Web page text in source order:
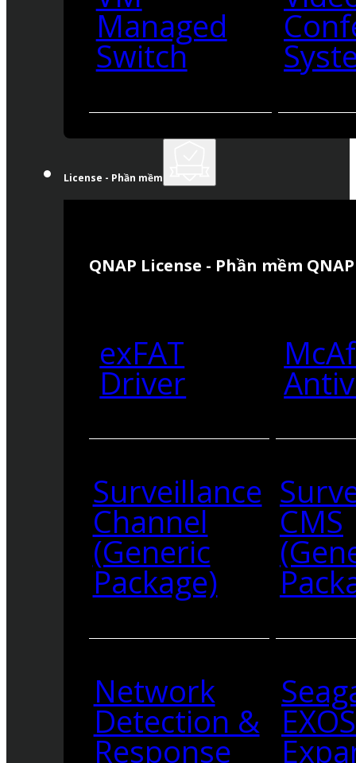
Managed
Switch
License - Phần mềm
QNAP License - Phần mềm QNAP
exFAT
Driver
Surveillance
Channel
(Generic
Package)
CMS
Network
Detection &
Response
EXOS